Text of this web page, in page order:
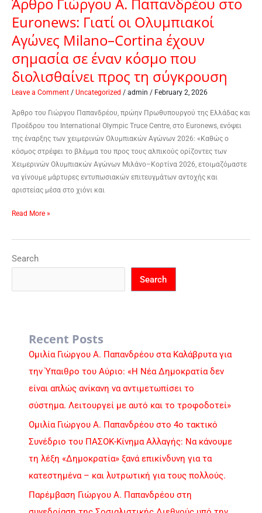
Euronews: Γιατί οι Ολυμπιακοί
Αγώνες Milano–Cortina έχουν
σημασία σε έναν κόσμο που
διολισθαίνει προς τη σύγκρουση
Leave a Comment / Uncategorized / admin / February 2, 2026
Άρθρο του Γιώργου Παπανδρέου, πρώην Πρωθυπουργού της Ελλάδας και
Προέδρου του International Olympic Truce Centre, στο Euronews, ενόψει
της έναρξης των χειμερινών Ολυμπιακών Αγώνων 2026: «Καθώς ο
κόσμος στρέφει το βλέμμα του προς τους αλπικούς ορίζοντες των
Χειμερινών Ολυμπιακών Αγώνων Μιλάνο–Κορτίνα 2026, ετοιμαζόμαστε
να γίνουμε μάρτυρες εντυπωσιακών επιτευγμάτων αντοχής και
αριστείας μέσα στο χιόνι και
σημασία
σε
κόσμο
που
διολισθαίνει
προς
τη
σύγκρουση
Read More »
Search
Search
Recent Posts
Ομιλία Γιώργου Α. Παπανδρέου στα Καλάβρυτα για
την Ύπαιθρο του Αύριο: «Η Νέα Δημοκρατία δεν
είναι απλώς ανίκανη να αντιμετωπίσει το
σύστημα. Λειτουργεί με αυτό και το τροφοδοτεί»
Ομιλία Γιώργου Α. Παπανδρέου στο 4ο τακτικό
Συνέδριο του ΠΑΣΟΚ-Κίνημα Αλλαγής: Να κάνουμε
τη λέξη «Δημοκρατία» ξανά επικίνδυνη για τα
κατεστημένα – και λυτρωτική για τους πολλούς.
Παρέμβαση Γιώργου Α. Παπανδρέου στη